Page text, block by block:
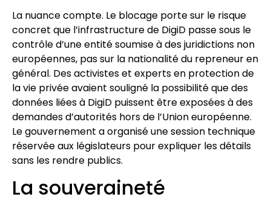
La nuance compte. Le blocage porte sur le risque
concret que l’infrastructure de DigiD passe sous le
contrôle d’une entité soumise à des juridictions non
européennes, pas sur la nationalité du repreneur en
général. Des activistes et experts en protection de
la vie privée avaient souligné la possibilité que des
données liées à DigiD puissent être exposées à des
demandes d’autorités hors de l’Union européenne.
Le gouvernement a organisé une session technique
réservée aux législateurs pour expliquer les détails
sans les rendre publics.
La souveraineté